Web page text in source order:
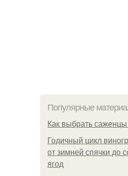
Популярные
Как выбрать саженцы
Годичный цикл
от зимней спячки до
ягод